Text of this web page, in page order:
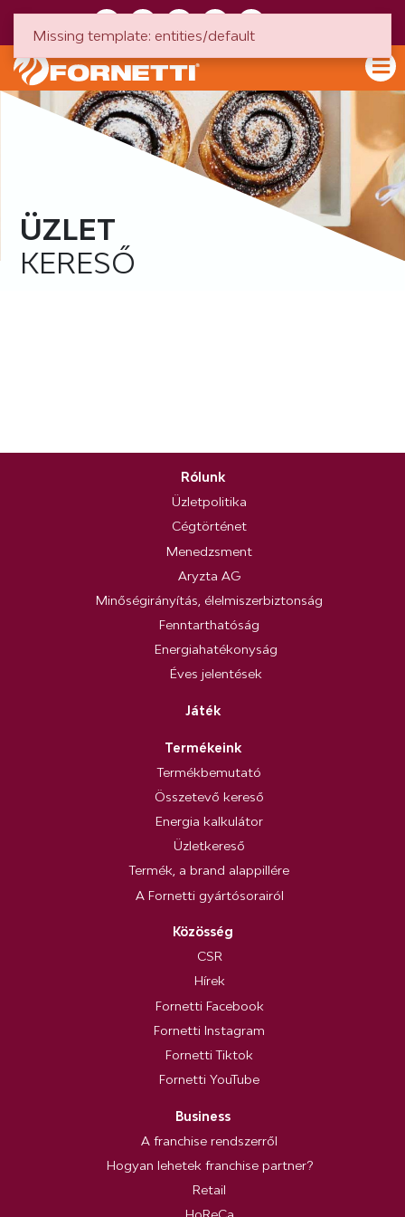
ÜZLET
KERESŐ
Rólunk
Üzletpolitika
Cégtörténet
Menedzsment
Aryzta AG
Minőségirányítás, élelmiszerbiztonság
Fenntarthatóság
Energiahatékonyság
Éves jelentések
Játék
Termékeink
Termékbemutató
Összetevő kereső
Energia kalkulátor
Üzletkereső
Termék, a brand alappillére
A Fornetti gyártósorairól
Közösség
CSR
Hírek
Fornetti Facebook
Fornetti Instagram
Fornetti Tiktok
Fornetti YouTube
Business
A franchise rendszerről
Hogyan lehetek franchise partner?
Retail
Missing template: entities/default